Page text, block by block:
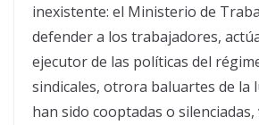
inexistente: el Ministerio de
defender a los trabajadores,
ejecutor de las políticas del
sindicales, otrora baluartes de la
han sido cooptadas o